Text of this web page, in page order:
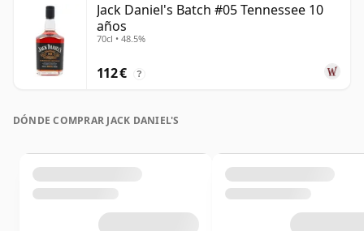
Jack Daniel's Batch #05 Tennessee 10
años
70cl • 48.5%
112 € ?
DÓNDE COMPRAR JACK DANIEL'S